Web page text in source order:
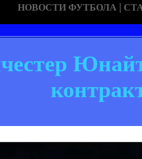
НОВОСТИ ФУТБОЛА |